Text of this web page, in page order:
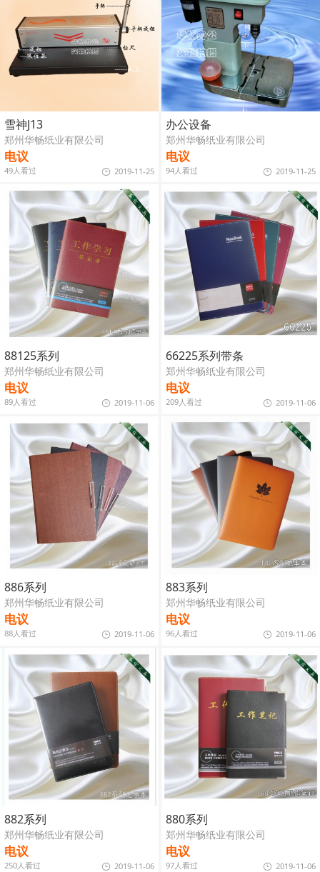
雪神J13
郑州华畅纸业有限公司
电议
49人看过 2019-11-25
办公设备
郑州华畅纸业有限公司
电议
94人看过 2019-11-25
88125系列
郑州华畅纸业有限公司
电议
89人看过 2019-11-06
66225系列带条
郑州华畅纸业有限公司
电议
209人看过 2019-11-06
886系列
郑州华畅纸业有限公司
电议
88人看过 2019-11-06
883系列
郑州华畅纸业有限公司
电议
96人看过 2019-11-06
882系列
郑州华畅纸业有限公司
电议
250人看过 2019-11-06
880系列
郑州华畅纸业有限公司
电议
97人看过 2019-11-06